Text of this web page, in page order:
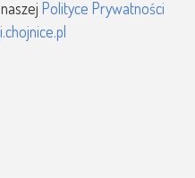
Polityce Prywatności